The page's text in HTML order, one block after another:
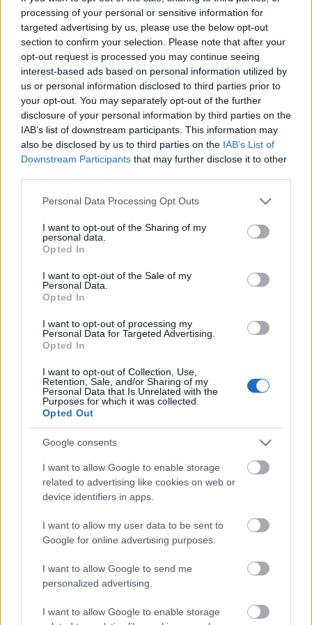
processing of your personal or sensitive information for
targeted advertising by us, please use the below opt-out
section to confirm your selection. Please note that after your
opt-out request is processed you may continue seeing
interest-based ads based on personal information utilized by
us or personal information disclosed to third parties prior to
your opt-out. You may separately opt-out of the further
disclosure of your personal information by third parties on the
IAB’s list of downstream participants. This information may
also be disclosed by us to third parties on the IAB’s List of
Downstream Participants that may further disclose it to other
Please note that this website/app uses one or more Google
not limited to your visit or usage behaviour. You may click to
grant or deny consent to Google and its third-party tags to
use your data for below specified purposes in below Google
consent section.
Personal Data Processing Opt Outs
I want to opt-out of the Sharing of my
personal data.
Opted In
I want to opt-out of the Sale of my
Personal Data.
Opted In
I want to opt-out of processing my
Personal Data for Targeted Advertising.
Opted In
I want to opt-out of Collection, Use,
Retention, Sale, and/or Sharing of my
Personal Data that Is Unrelated with the
Purposes for which it was collected.
Opted Out
Google consents
I want to allow Google to enable storage
related to advertising like cookies on web or
device identifiers in apps.
I want to allow my user data to be sent to
Google for online advertising purposes.
I want to allow Google to send me
personalized advertising.
I want to allow Google to enable storage
practicarle pruebas sufre una lesión muscular en el sóleo.
Podría ser baja para la visita rojiblanca a Barcelona.
Arambarri, con molestias
El Getafe cosechó un valioso empate en su visita a San
Mamés en un partido en el que Mauro Arambarri fue titular
pero volvió a lesionarse. En el minuto 30 el uruguayo pidió
el cambio por molestias musculares de las que se
desconocía su gravedad. El martes ha entrenado con el
Javi Sánchez, cambio por precaución
ante el Espanyol en un partido en el que fue titularr Javi
Sánchez. El defensor madrileño fue sustituido en el minuto
según explicó el técnico Pezzolano en sala de prensa. No
tiene lesión de importancia, por lo que estará disponible
El 11 ideal de la jornada 1
Ristic, lesionado en el calentamiento
El Celta tuvo la baja de última hora de Mihailo Ristic para
Giraldez en el once titular, pero sufrió molestias en el